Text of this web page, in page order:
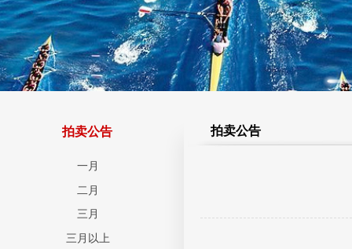
拍卖公告
拍卖公告
一月
二月
三月
三月以上